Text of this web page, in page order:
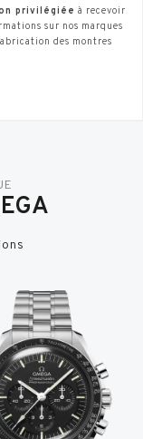
privilégiée à recevoir
sur nos marques
des montres